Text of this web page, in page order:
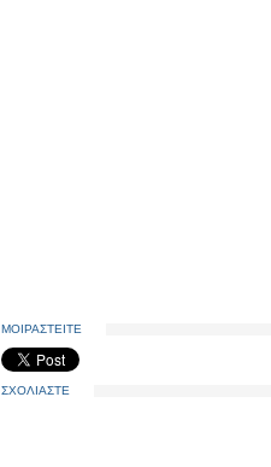
ΜΟΙΡΑΣΤΕΙΤΕ
ΣΧΟΛΙΑΣΤΕ